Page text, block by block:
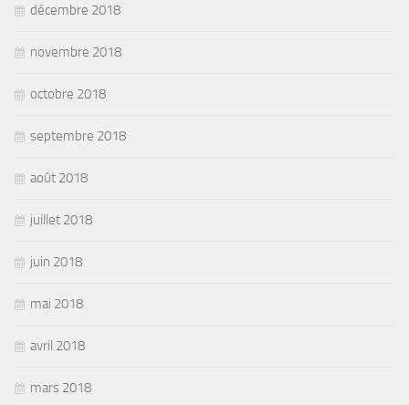
décembre 2018
novembre 2018
octobre 2018
septembre 2018
août 2018
juillet 2018
juin 2018
mai 2018
avril 2018
mars 2018